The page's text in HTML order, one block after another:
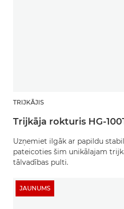
TRIJKĀJIS
Trijkāja rokturis HG-
Uzņemiet ilgāk ar papildu
pateicoties šim unikālajam
tālvadības pulti.
JAUNUMS